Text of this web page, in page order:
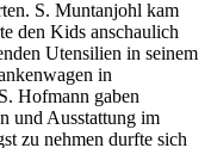
S. Muntanjohl kam
den Kids anschaulich
Utensilien in seinem
in
Hofmann gaben
und Ausstattung im
zu nehmen durfte sich